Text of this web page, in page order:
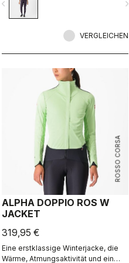
navigate_next
VERGLEICHEN
ROSSO CORSA
ALPHA DOPPIO ROS W
JACKET
319,95 €
Eine erstklassige Winterjacke, die
Wärme, Atmungsaktivität und ein